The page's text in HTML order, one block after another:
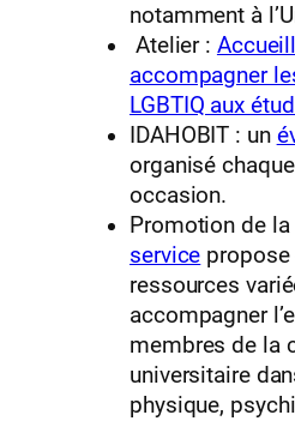
notamment à
Atelier :
accompagner
LGBTIQ aux
IDAHOBIT : un
organisé
occasion.
Promotion de la
service
ressources
accompagner
membres de la
universitaire
physique,